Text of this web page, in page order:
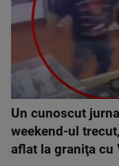
Un cunoscut
weekend-ul
aflat la graniţa cu